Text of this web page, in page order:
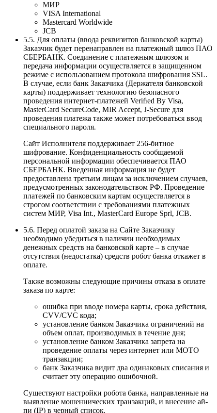
МИР
VISA International
Mastercard Worldwide
JCB
5.5. Для оплаты (ввода реквизитов банковской карты)
Заказчик будет перенаправлен на платежный шлюз ПАО
СБЕРБАНК. Соединение с платежным шлюзом и
передача информации осуществляется в защищенном
режиме с использованием протокола шифрования SSL.
В случае, если банк Заказчика (Держателя банковской
карты) поддерживает технологию безопасного
проведения интернет-платежей Veriﬁed By Visa,
MasterCard SecureCode, MIR Accept, J-Secure для
проведения платежа также может потребоваться ввод
специального пароля.
Сайт Исполнителя поддерживает 256-битное
шифрование. Конфиденциальность сообщаемой
персональной информации обеспечивается ПАО
СБЕРБАНК. Введенная информация не будет
предоставлена третьим лицам за исключением случаев,
предусмотренных законодательством РФ. Проведение
платежей по банковским картам осуществляется в
строгом соответствии с требованиями платежных
систем МИР, Visa Int., MasterCard Europe Sprl, JCB.
5.6. Перед оплатой заказа на Сайте Заказчику
необходимо убедиться в наличии необходимых
денежных средств на банковской карте – в случае
отсутствия (недостатка) средств робот банка откажет в
оплате.
Также возможны следующие причины отказа в оплате
заказа по карте:
ошибка при вводе номера карты, срока действия,
CVV/CVC кода;
установление банком Заказчика ограничений на
объем оплат, производимых в течение дня;
установление банком Заказчика запрета на
проведение оплаты через интернет или MOTO
транзакции;
банк Заказчика видит два одинаковых списания и
считает эту операцию ошибочной.
Существуют настройки робота банка, направленные на
выявление мошеннических транзакций, и внесение ай-
пи (IP) в черный список.